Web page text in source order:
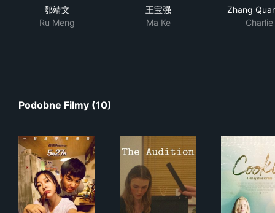
鄂靖文
Ru Meng
王宝强
Ma Ke
Zhang
Charlie
Podobne Filmy (10)